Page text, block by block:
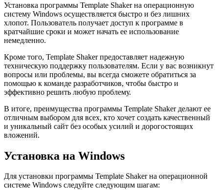
Установка программы Template Shaker на операционную
систему Windows осуществляется быстро и без лишних
хлопот. Пользователь получает доступ к программе в
кратчайшие сроки и может начать ее использование
немедленно.
Кроме того, Template Shaker предоставляет надежную
техническую поддержку пользователям. Если у вас возникнут
вопросы или проблемы, вы всегда сможете обратиться за
помощью к команде разработчиков, чтобы быстро и
эффективно решить любую проблему.
В итоге, преимущества программы Template Shaker делают ее
отличным выбором для всех, кто хочет создать качественный
и уникальный сайт без особых усилий и дорогостоящих
вложений.
Установка на Windows
Для установки программы Template Shaker на операционной
системе Windows следуйте следующим шагам: